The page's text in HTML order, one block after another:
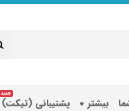
بیشتر پشتیبانی (تیکت)